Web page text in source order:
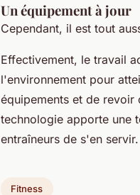
Un équipement à jour
Cependant, il est tout
Effectivement, le travail
l'environnement pour
équipements et de revoir
technologie apporte une
entraîneurs de s'en servir.
Fitness